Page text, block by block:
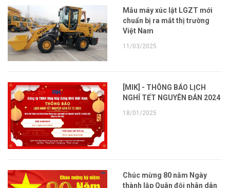
Mẫu máy xúc lật LGZT mới
chuẩn bị ra mắt thị trường
Việt Nam
11/03/2025
[MIK] - THÔNG BÁO LỊCH
NGHỈ TẾT NGUYÊN ĐÁN 2024
18/01/2025
Chúc mừng 80 năm Ngày
thành lập Quân đội nhân dân